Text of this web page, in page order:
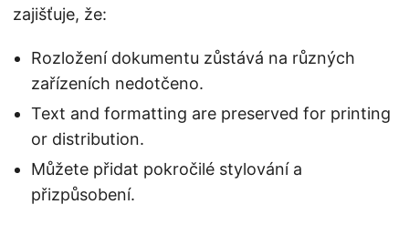
zajišťuje, že:
Rozložení dokumentu zůstává na různých
zařízeních nedotčeno.
Text and formatting are preserved for printing
or distribution.
Můžete přidat pokročilé stylování a
přizpůsobení.